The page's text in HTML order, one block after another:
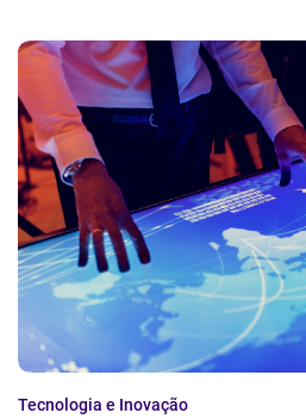
Tecnologia e Inovação